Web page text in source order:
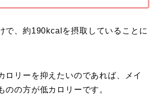
で、約190kcalを摂取していることに
ロリーを抑えたいのであれば、メイ
のの方が低カロリーです。